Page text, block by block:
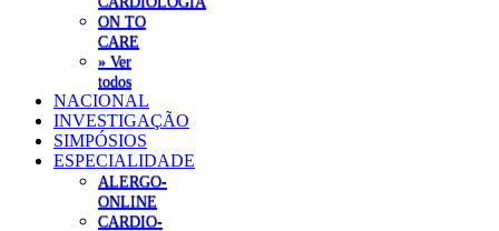
ON TO
CARE
» Ver
todos
NACIONAL
INVESTIGAÇÃO
SIMPÓSIOS
ESPECIALIDADE
ALERGO-
ONLINE
CARDIO-